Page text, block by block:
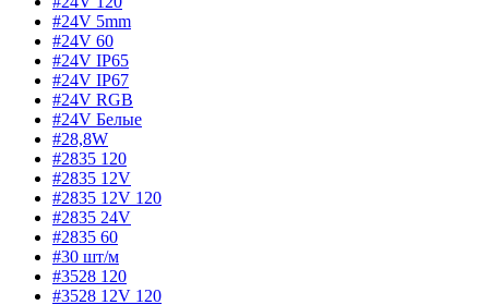
#24V 5mm
#24V 60
#24V IP65
#24V IP67
#24V RGB
#24V Белые
#28,8W
#2835 120
#2835 12V
#2835 12V 120
#2835 24V
#2835 60
#30 шт/м
#3528 120
#3528 12V 120